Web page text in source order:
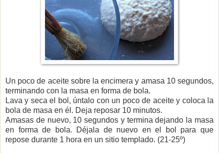
Un poco de aceite sobre la encimera y amasa 10 segundos,
terminando con la masa en forma de bola.
Lava y seca el bol, úntalo con un poco de aceite y coloca la
bola de masa en él. Deja reposar 10 minutos.
Amasas de nuevo, 10 segundos y termina dejando la masa
en forma de bola. Déjala de nuevo en el bol para que
repose durante 1 hora en un sitio templado. (21-25º)